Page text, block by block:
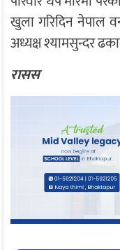
खुला गरिदिन नेपाल
अध्यक्ष श्यामसुन्दर
रासस